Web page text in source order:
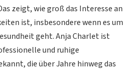
zeigt, wie groß das Interesse an
ist, insbesondere wenn es um
geht. Anja Charlet ist
und ruhige
die über Jahre hinweg das